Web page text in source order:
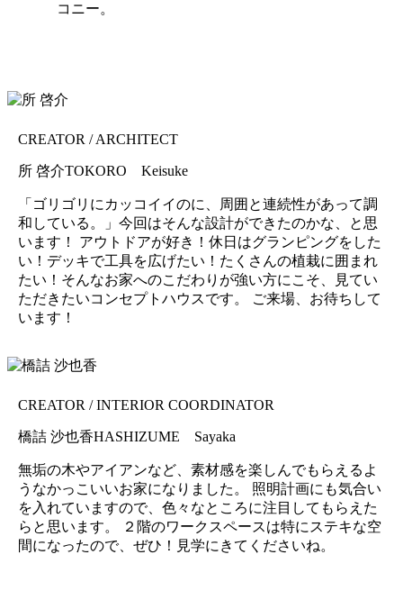
コニー。
CREATOR / ARCHITECT
所 啓介TOKORO Keisuke
「ゴリゴリにカッコイイのに、周囲と連続性があって調
和している。」今回はそんな設計ができたのかな、と思
います！ アウトドアが好き！休日はグランピングをした
い！デッキで工具を広げたい！たくさんの植栽に囲まれ
たい！そんなお家へのこだわりが強い方にこそ、見てい
ただきたいコンセプトハウスです。 ご来場、お待ちして
います！
CREATOR / INTERIOR COORDINATOR
橋詰 沙也香HASHIZUME Sayaka
無垢の木やアイアンなど、素材感を楽しんでもらえるよ
うなかっこいいお家になりました。 照明計画にも気合い
を入れていますので、色々なところに注目してもらえた
らと思います。 ２階のワークスペースは特にステキな空
間になったので、ぜひ！見学にきてくださいね。